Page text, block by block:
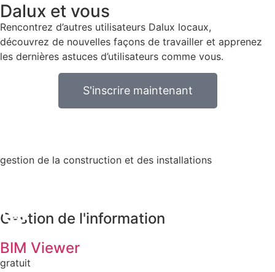
Dalux et vous
Rencontrez d’autres utilisateurs Dalux locaux,
découvrez de nouvelles façons de travailler et apprenez
les dernières astuces d’utilisateurs comme vous.
S'inscrire maintenant
gestion de la construction et des installations
Gestion de l'information
BIM Viewer
gratuit